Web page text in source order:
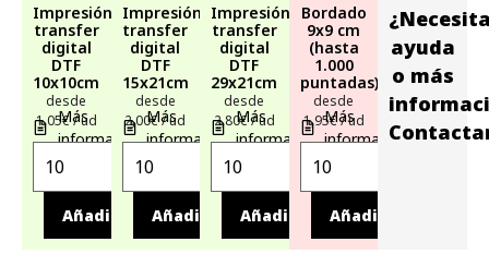
Impresión
transfer
digital
DTF
10x10cm
desde
1,05€ / ud
Más
información
Añadir
Impresión
transfer
digital
DTF
15x21cm
desde
2,00€ / ud
Más
información
Añadir
Impresión
transfer
digital
DTF
29x21cm
desde
2,80€ / ud
Más
información
Añadir
Bordado
9x9 cm
(hasta
1.000
puntadas)
desde
1,95€ / ud
Más
información
Añadir
ayuda
o más